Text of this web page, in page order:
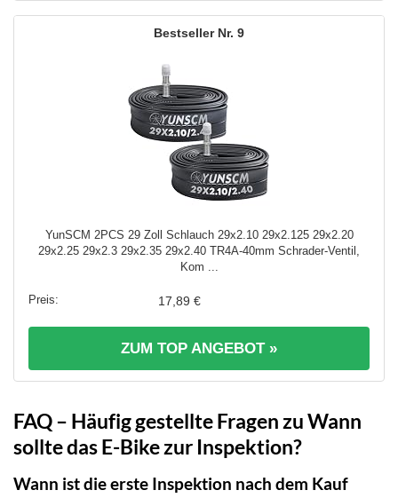
9
YunSCM 2PCS 29 Zoll Schlauch 29x2.10 29x2.125 29x2.20
29x2.25 29x2.3 29x2.35 29x2.40 TR4A-40mm Schrader-Ventil,
Kom ...
17,89 €
ZUM TOP ANGEBOT »
FAQ – Häufig gestellte Fragen zu Wann
sollte das E-Bike zur Inspektion?
Wann ist die erste Inspektion nach dem Kauf